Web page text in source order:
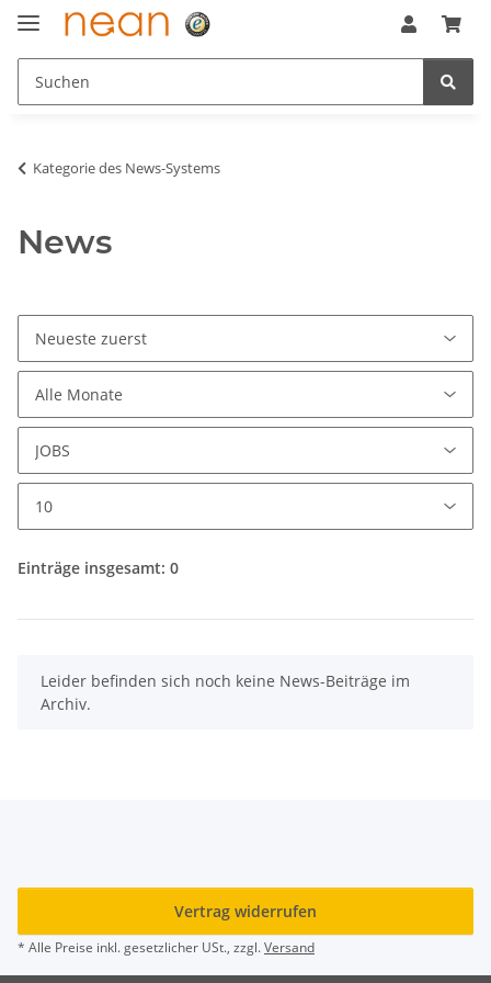
Kategorie des News-Systems
News
Einträge insgesamt: 0
xLeider befinden sich noch keine News-Beiträge im
Archiv.
Vertrag widerrufen
* Alle Preise inkl. gesetzlicher USt., zzgl.Versand